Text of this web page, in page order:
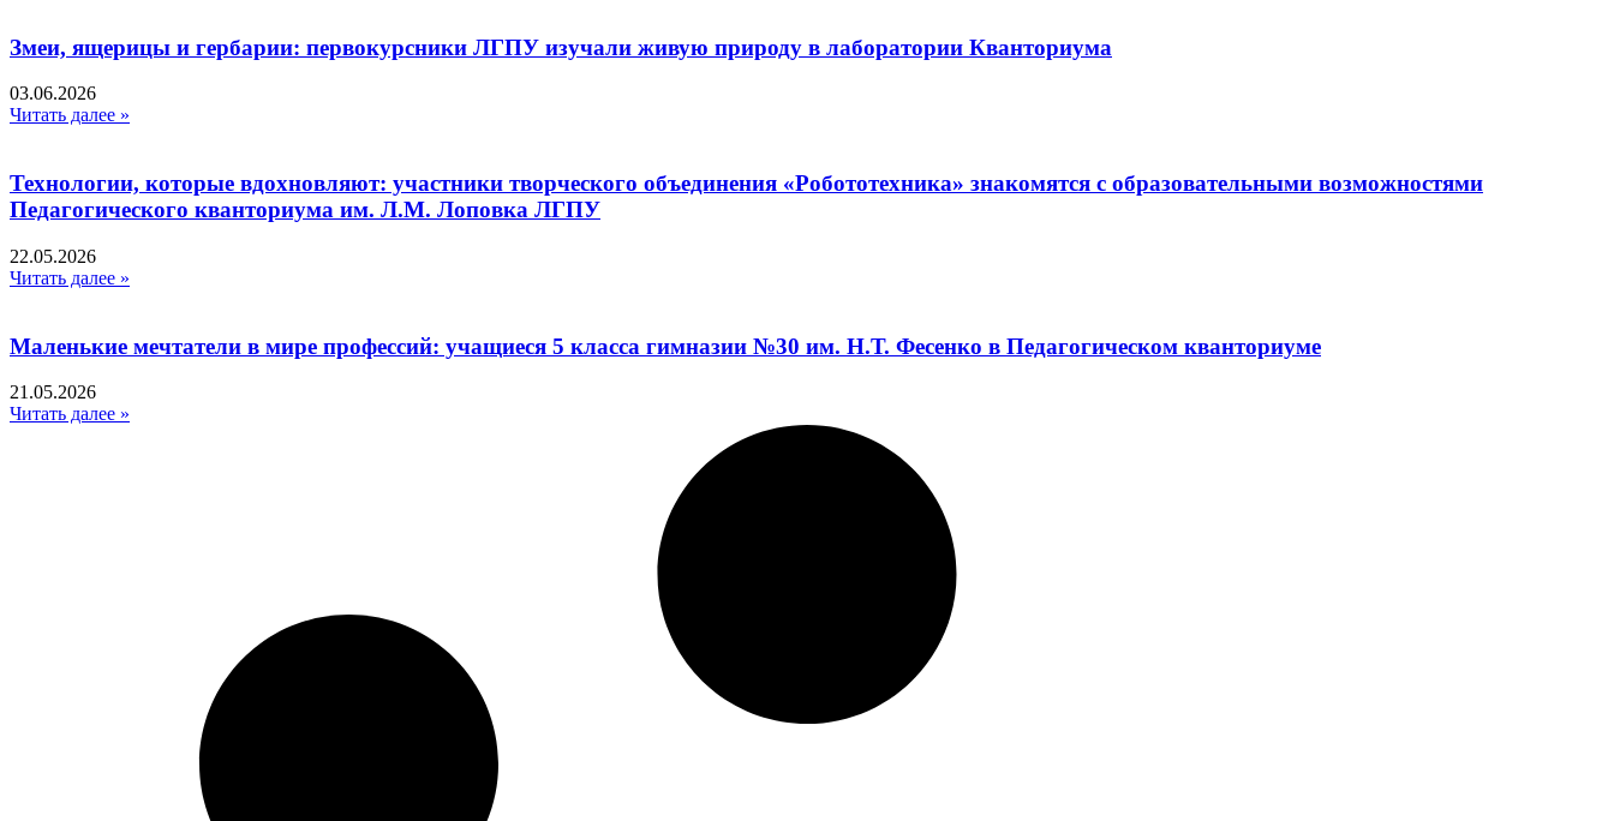
Змеи, ящерицы и гербарии: первокурсники ЛГПУ изучали живую природу в лаборатории Кванториума
03.06.2026
Читать далее »
Технологии, которые вдохновляют: участники творческого объединения «Робототехника» знакомятся с образовательными возможностями
Педагогического кванториума им. Л.М. Лоповка ЛГПУ
22.05.2026
Читать далее »
Маленькие мечтатели в мире профессий: учащиеся 5 класса гимназии №30 им. Н.Т. Фесенко в Педагогическом кванториуме
21.05.2026
Читать далее »